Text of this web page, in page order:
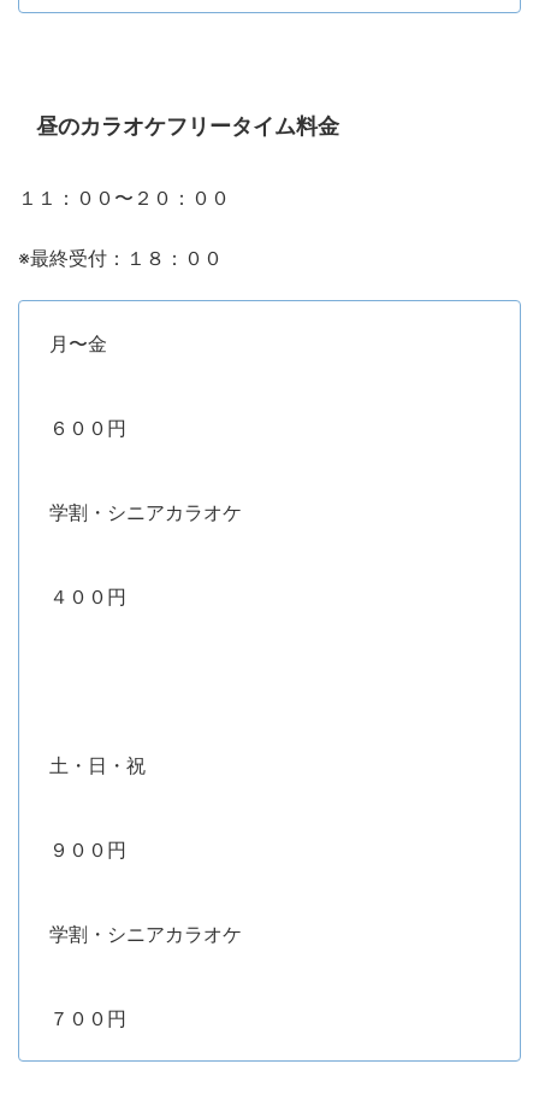
昼のカラオケフリータイム料金
１１：００〜２０：００
※最終受付：１８：００
月〜金
６００円
学割・シニアカラオケ
４００円
土・日・祝
９００円
学割・シニアカラオケ
７００円